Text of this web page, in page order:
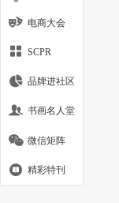
电商大会
SCPR
品牌进社区
书画名人堂
微信矩阵
精彩特刊